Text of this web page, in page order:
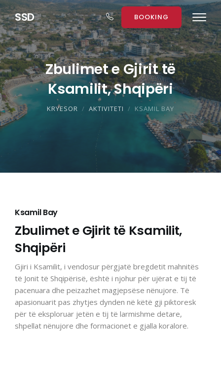
SSD BOOKING
Zbulimet e Gjirit të
Ksamilit, Shqipëri
KRYESOR AKTIVITETI KSAMIL BAY
Ksamil Bay
Zbulimet e Gjirit të Ksamilit,
Shqipëri
Gjiri i Ksamilit, i vendosur përgjatë bregdetit mahnitës
të Jonit të Shqipërisë, është i njohur për ujërat e tij të
pacenuara dhe peizazhet magjepsëse nënujore. Të
apasionuarit pas zhytjes dynden në këtë gji piktoresk
për të eksploruar jetën e tij të larmishme detare,
shpellat nënujore dhe formacionet e gjalla koralore.